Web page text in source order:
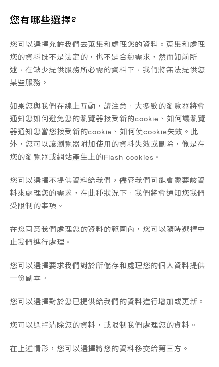
您有哪些選擇?
您可以選擇允許我們去蒐集和處理您的資料。蒐集和處理
您的資料既不是法定的，也不是合約需求，然而如前所
述，在缺少提供服務所必需的資料下，我們將無法提供您
某些服務。
如果您與我們在線上互動，請注意，大多數的瀏覽器將會
通知您如何避免您的瀏覽器接受新的cookie、如何讓瀏覽
器通知您當您接受新的cookie、如何使cookie失效。此
外，您可以讓瀏覽器附加使用的資料失效或刪除，像是在
您的瀏覽器或網站產生上的Flash cookies。
您可以選擇不提供資料給我們，儘管我們可能會需要該資
料來處理您的需求，在此種狀況下，我們將會通知您我們
受限制的事項。
在您同意我們處理您的資料的範圍內，您可以隨時選擇中
止我們進行處理。
您可以選擇要求我們對於所儲存和處理您的個人資料提供
一份副本。
您可以選擇對於您已提供給我們的資料進行增加或更新。
您可以選擇清除您的資料，或限制我們處理您的資料。
在上述情形，您可以選擇將您的資料移交給第三方。